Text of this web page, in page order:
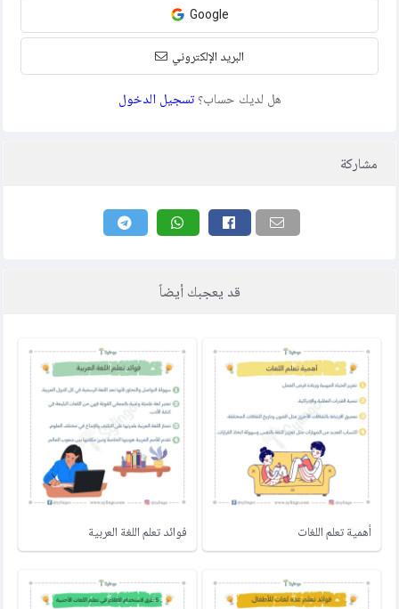
Google
البريد الإلكتروني
هل لديك حساب؟تسجيل الدخول
مشاركة
قد يعجبك أيضاً
أهمية تعلم اللغات فوائد تعلم اللغة العربية